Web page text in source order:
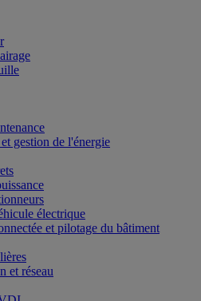
gestion de l'énergie
électrique
et pilotage du bâtiment
et réseau